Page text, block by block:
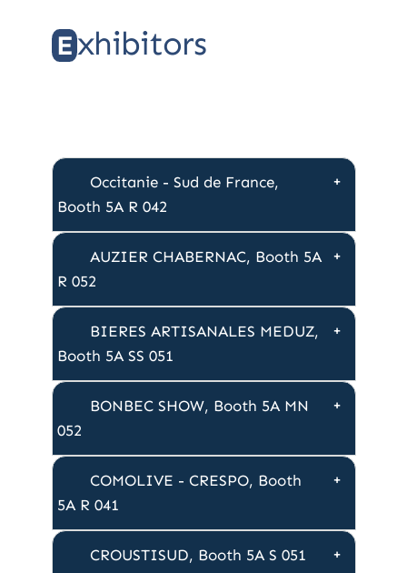
Exhibitors
Occitanie - Sud de France,
Booth 5A R 042
AUZIER CHABERNAC, Booth 5A
R 052
BIERES ARTISANALES MEDUZ,
Booth 5A SS 051
BONBEC SHOW, Booth 5A MN
052
COMOLIVE - CRESPO, Booth
5A R 041
CROUSTISUD, Booth 5A S 051